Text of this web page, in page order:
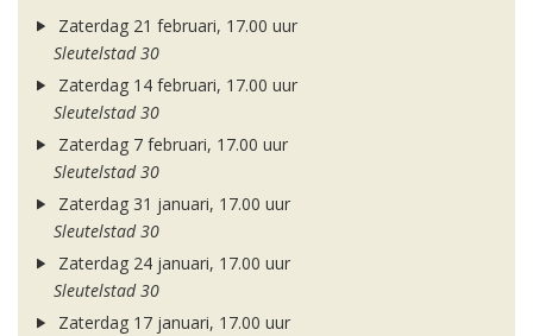
Zaterdag 21 februari, 17.00 uur
Sleutelstad 30
Zaterdag 14 februari, 17.00 uur
Sleutelstad 30
Zaterdag 7 februari, 17.00 uur
Sleutelstad 30
Zaterdag 31 januari, 17.00 uur
Sleutelstad 30
Zaterdag 24 januari, 17.00 uur
Sleutelstad 30
Zaterdag 17 januari, 17.00 uur